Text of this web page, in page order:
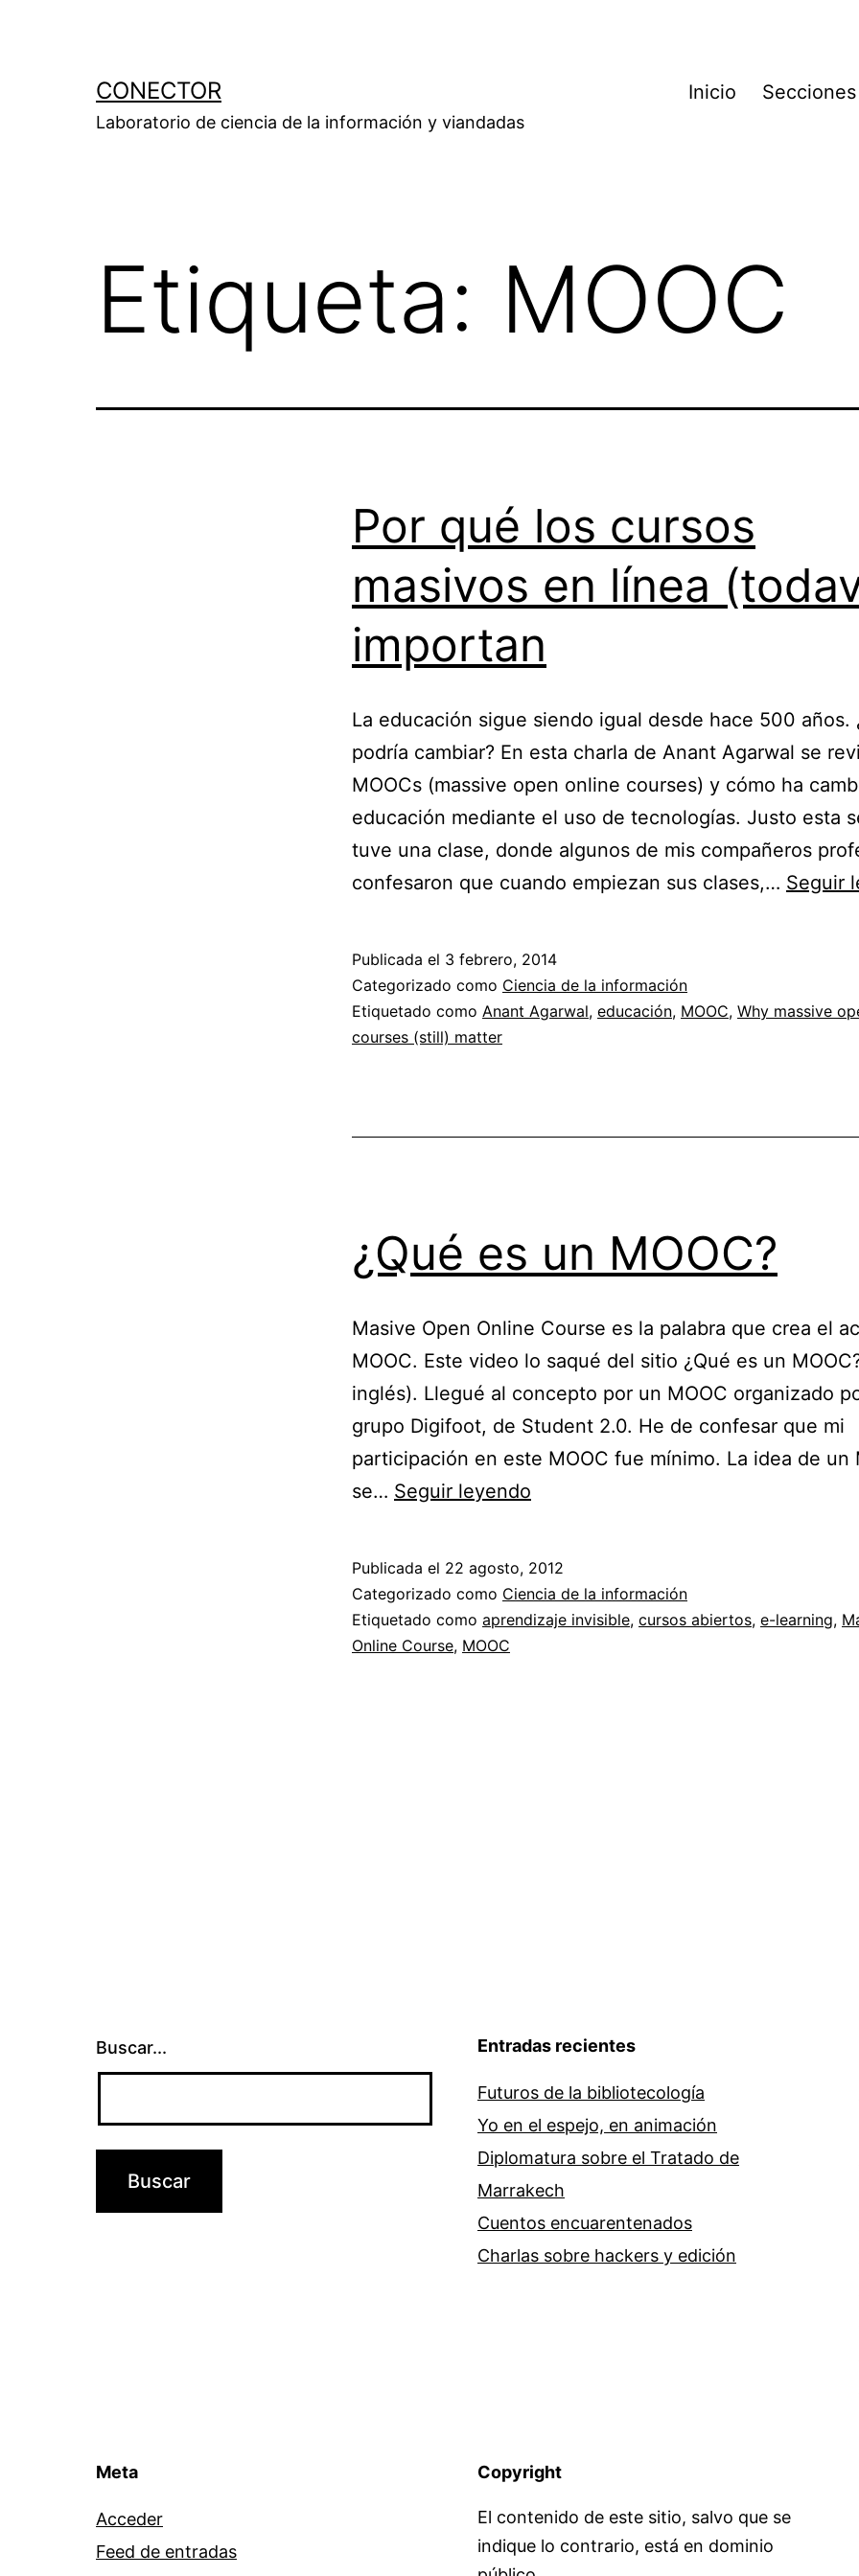
CONECTOR
Laboratorio de ciencia de la información y viandadas
Inicio Secciones
Etiqueta: MOOC
Por qué los cursos
masivos en línea
importan
La educación sigue siendo igual desde hace 500 años.
podría cambiar? En esta charla de Anant Agarwal se
MOOCs (massive open online courses) y cómo ha
educación mediante el uso de tecnologías. Justo esta
tuve una clase, donde algunos de mis compañeros
confesaron que cuando empiezan sus clases,… Seguir
Publicada el 3 febrero, 2014
Categorizado como Ciencia de la información
Etiquetado como Anant Agarwal, educación, MOOC, Why massive
courses (still) matter
¿Qué es un MOOC?
Masive Open Online Course es la palabra que crea el
MOOC. Este video lo saqué del sitio ¿Qué es un
inglés). Llegué al concepto por un MOOC organizado
grupo Digifoot, de Student 2.0. He de confesar que mi
participación en este MOOC fue mínimo. La idea de un
se… Seguir leyendo
MOOC?
Publicada el 22 agosto, 2012
Categorizado como Ciencia de la información
Etiquetado como aprendizaje invisible, cursos abiertos, e-learning,
Online Course, MOOC
Buscar... Entradas recientes
Futuros de la bibliotecología
Yo en el espejo, en animación
Diplomatura sobre el Tratado de
Marrakech
Cuentos encuarentenados
Charlas sobre hackers y edición
Meta
Acceder
Feed de entradas
Copyright
El contenido de este sitio, salvo que se
indique lo contrario, está en dominio